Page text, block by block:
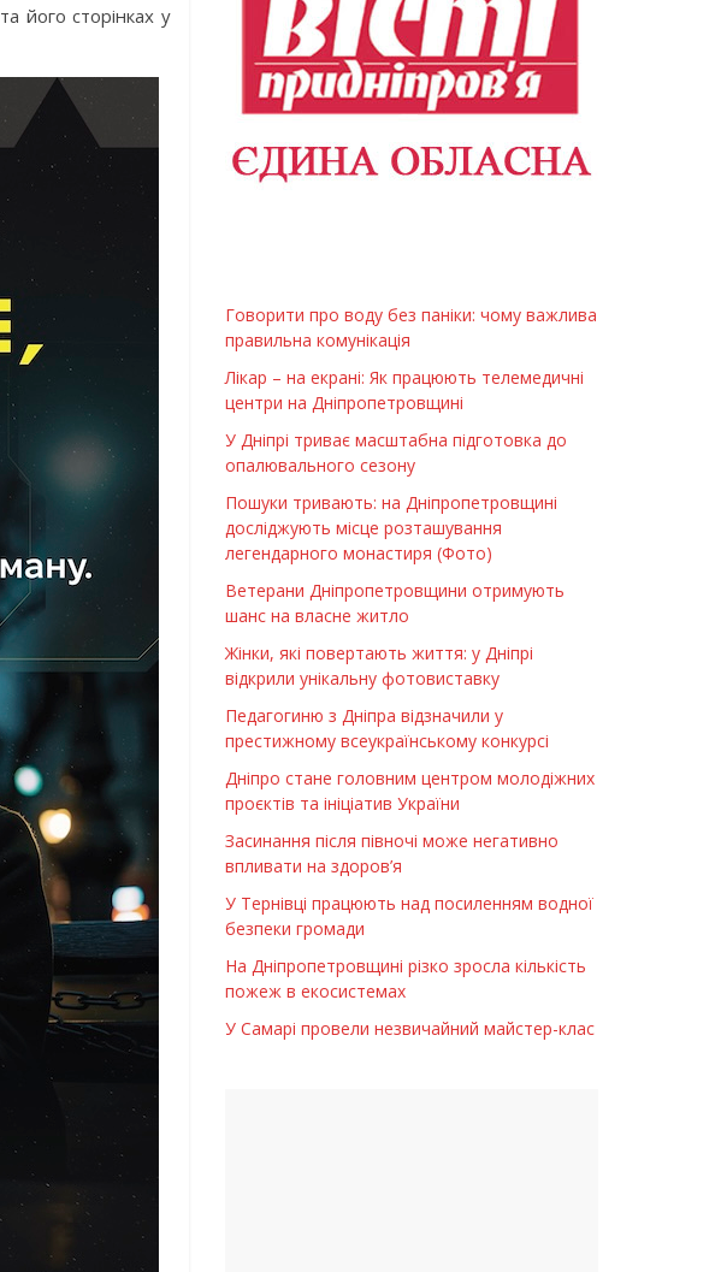
його сторінках у
Говорити про воду без паніки: чому важлива
правильна комунікація
Лікар – на екрані: Як працюють телемедичні
центри на Дніпропетровщині
У Дніпрі триває масштабна підготовка до
опалювального сезону
Пошуки тривають: на Дніпропетровщині
досліджують місце розташування
легендарного монастиря (Фото)
Ветерани Дніпропетровщини отримують
шанс на власне житло
Жінки, які повертають життя: у Дніпрі
відкрили унікальну фотовиставку
Педагогиню з Дніпра відзначили у
престижному всеукраїнському конкурсі
Дніпро стане головним центром молодіжних
проєктів та ініціатив України
Засинання після півночі може негативно
впливати на здоров’я
У Тернівці працюють над посиленням водної
безпеки громади
На Дніпропетровщині різко зросла кількість
пожеж в екосистемах
У Самарі провели незвичайний майстер-клас